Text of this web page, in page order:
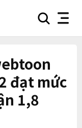
searchnav
đạt mức
1,8